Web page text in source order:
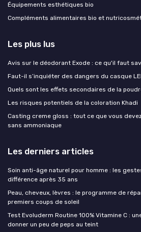
Équipements esthétiques bio
Compléments alimentaires bio et
Les plus lus
Avis sur le déodorant Exode : ce qu'il faut
Faut-il s’inquiéter des dangers du casque
Quels sont les effets secondaires de la
Les risques potentiels de la coloration Khadi
Casting creme gloss : tout ce que vous
sans ammoniaque
Les derniers articles
Soin anti-âge naturel pour homme : les
différence après 35 ans
Peau, cheveux, lèvres : le programme de
premiers coups de soleil
Test Evoluderm Routine 100% Vitamine C :
donner un peu de peps au teint